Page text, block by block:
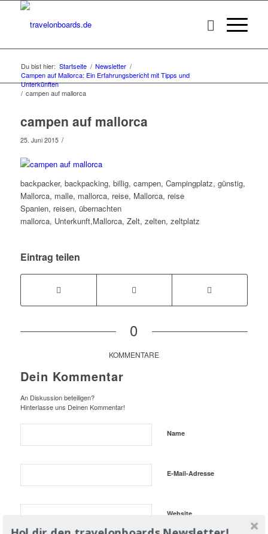
Du bist hier: Startseite / Newsletter /
Campen auf Mallorca: Ein Erfahrungsbericht mit Tipps und
Unterkünften
/ campen auf mallorca
campen auf mallorca
25. Juni 2015 /
backpacker, backpacking, billig, campen, Campingplatz, günstig,
Mallorca, malle, mallorca, reise, Mallorca, reise
Spanien, reisen, übernachten
mallorca, Unterkunft,Mallorca, Zelt, zelten, zeltplatz
Eintrag teilen
0
KOMMENTARE
Dein Kommentar
An Diskussion beteiligen?
Hinterlasse uns Deinen Kommentar!
Name
E-Mail-Adresse
Website